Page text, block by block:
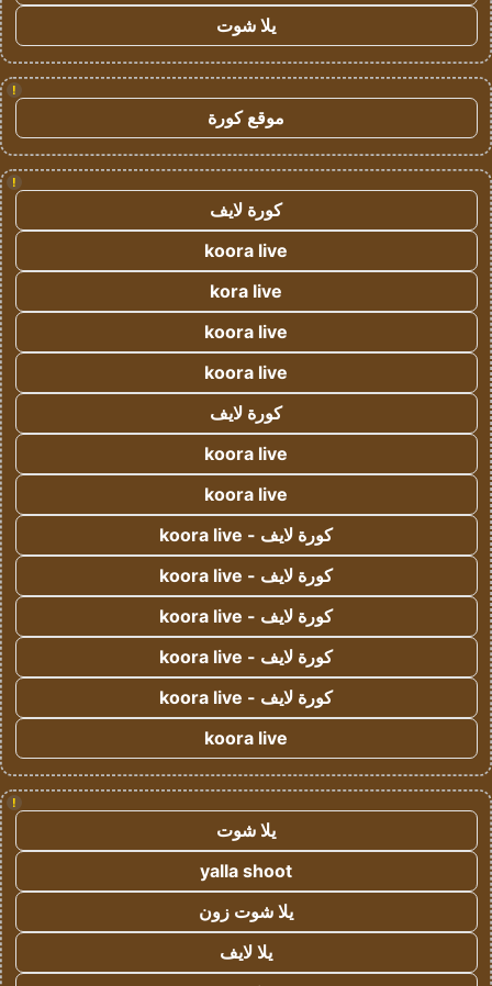
يلا شوت
!
موقع كورة
!
كورة لايف
koora live
kora live
koora live
koora live
كورة لايف
koora live
koora live
كورة لايف - koora live
كورة لايف - koora live
كورة لايف - koora live
كورة لايف - koora live
كورة لايف - koora live
koora live
!
يلا شوت
yalla shoot
يلا شوت زون
يلا لايف